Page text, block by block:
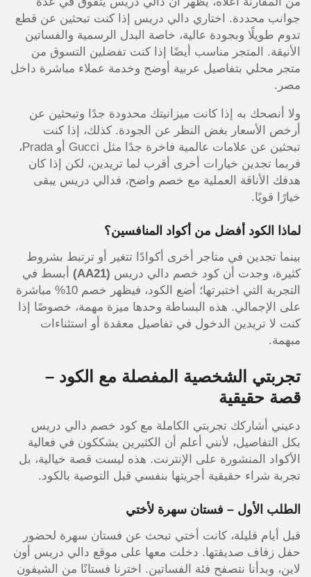
جوانب محددة. اختاري دالي دريس إذا كنت تبحثين عن قطع
تدوم طويلًا وبجودة عالية، خاصة البدل الرسمية والفساتين
الأنيقة. المتجر مناسب أيضًا إذا كنت تفضلين التسوق من
متجر محلي بتفاصيل عربية أوضح وخدمة عملاء مباشرة داخل
مصر.
ولا أنصحك به إذا كانت ميزانيتك محدودة جدًا وتبحثين عن
أرخص الأسعار بغض النظر عن الجودة. كذلك، إذا كنت
تبحثين عن علامات عالمية فاخرة جدًا مثل Gucci أو Prada،
فربما تجدين خيارات أخرى أقرب لما تريدين، لكن إذا كان
هدفك الأناقة العملية مع خصم واضح، فدالي دريس يبقى
خيارًا قويًا.
لماذا الكود أفضل من أكواد المنافسين؟
بينما تجدين في متاجر أخرى أكوادًا تتغير أو ترتبط بشروط
كثيرة، وجدت أن كود خصم دالي دريس (AA21)
أبسط في
التجربة التي اختبرتها؛ أضع الكود، فيظهر خصم 10% مباشرة
على الإجمالي. هذه البساطة وحدها ميزة مهمة، خصوصًا إذا
كنت لا تريدين الدخول في تفاصيل معقدة أو استثناءات
مبهمة.
تجربتي الشخصية المفصلة مع الكود –
قصة حقيقية
دعيني أشاركك تجربتي الكاملة مع كود خصم دالي دريس
بكل التفاصيل، لأنني أعلم أن الكثيرين يشككون في فعالية
الأكواد المنشورة على الإنترنت. هذه ليست قصة خيالية، بل
تجربة شراء حقيقية أجريتها بنفسي قبل التوصية بالكود.
الطلب الأول – فستان سهرة لأختي
قبل أيام قليلة، كانت أختي تبحث عن فستان سهرة لحضور
حفل زفاف صديقتها. دخلت معها على موقع دالي دريس أون
لاين، وبدأنا نتصفح فئة الفساتين. اخترنا فستانًا من الشيفون